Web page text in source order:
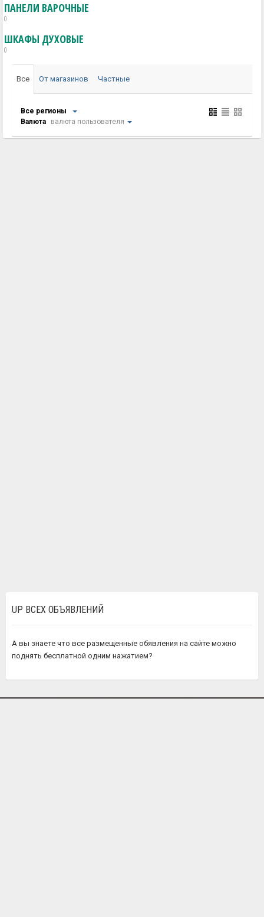
ПАНЕЛИ ВАРОЧНЫЕ
0
ШКАФЫ ДУХОВЫЕ
0
Все От магазинов Частные
Все регионы
Валюта
валюта пользователя
UP ВСЕХ ОБЪЯВЛЕНИЙ
А вы знаете что все размещенные обявления на сайте можно
поднять бесплатной одним нажатием?